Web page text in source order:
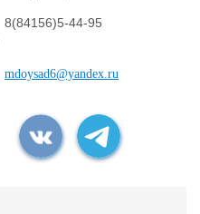
8(84156)5-44-95
mdoysad6@yandex.ru